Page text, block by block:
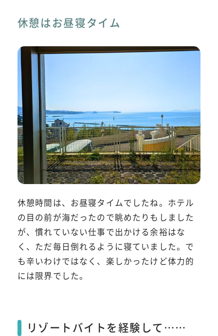
休憩はお昼寝タイム
休憩時間は、お昼寝タイムでしたね。ホテル
の目の前が海だったので眺めたりもしました
が、慣れていない仕事で出かける余裕はな
く、ただ毎日倒れるように寝ていました。で
も辛いわけではなく、楽しかったけど体力的
には限界でした。
リゾートバイトを経験して……